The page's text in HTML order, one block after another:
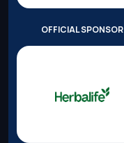
OFFICIAL SPONSOR